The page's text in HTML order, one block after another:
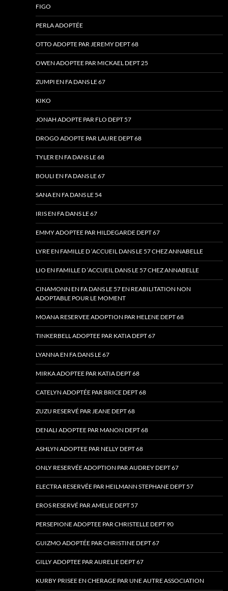
FIGO
PERLA ADOPTÉE
OTTO ADOPTE PAR JEREMY DEPT 68
OWEN ADOPTEE PAR MICKAEL DEPT 25
ZUMPI EN FA DANS LE 67
KIKO
JONAH ADOPTE PAR FLO DEPT 57
DROGO ADOPTE PAR LAURE DEPT 68
TYLER EN FA DANS LE 68
BOULI EN FA DANS LE 67
SANA EN FA DANS LE 54
IRIS EN FA DANS LE 67
EMMY ADOPTEE PAR HILDEGARDE DEPT 67
LYRE EN FAMILLE D ‘ACCUEIL DANS LE 57 CHEZ ANNABELLE
LIO EN FAMILLE D ‘ACCUEIL DANS LE 57 CHEZ ANNABELLE
CINAMONN EN FA DANS LE 57 EN REABILITATION NON
ADOPTABLE POUR LE MOMENT
MOANA RESERVEE ADOPTION PAR HELENE DEPT 68
TINKERBELL ADOPTEE PAR KATIA DEPT 67
LYANNA EN FA DANS LE 67
MIRKA ADOPTEE PAR KATIA DEPT 68
CATELYN ADOPTÉE PAR BRICE DEPT 68
ZUZU RESERVÉ PAR JEANE DEPT 68
DENALI ADOPTEE PAR MANON DEPT 68
ASHLYN ADOPTEE PAR NELLY DEPT 68
ONLY RESERVÉE ADOPTION PAR AUDREY DEPT 67
ELECTRA RESERVÉE PAR HEILMANN STEPHANE DEPT 57
EROS RESERVÉ PAR AMELIE DEPT 57
PERSEPIONE ADOPTEE PAR CHRISTELLE DEPT 90
GUIZMO ADOPTÉE PAR CHRISTINE DEPT 67
GILLY ADOPTEE PAR AURELIE DEPT 67
KURBY PRISEE EN CHERAGE PAR UNE AUTRE ASSOCIATION